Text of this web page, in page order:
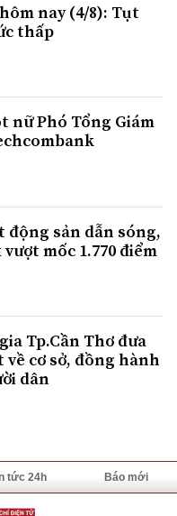
nay (4/8): Tụt
thấp
nữ Phó Tổng Giám
động sản dẫn sóng,
mốc 1.770 điểm
Tp.Cần Thơ đưa
cơ sở, đồng hành
dân
tức 24h Báo mới